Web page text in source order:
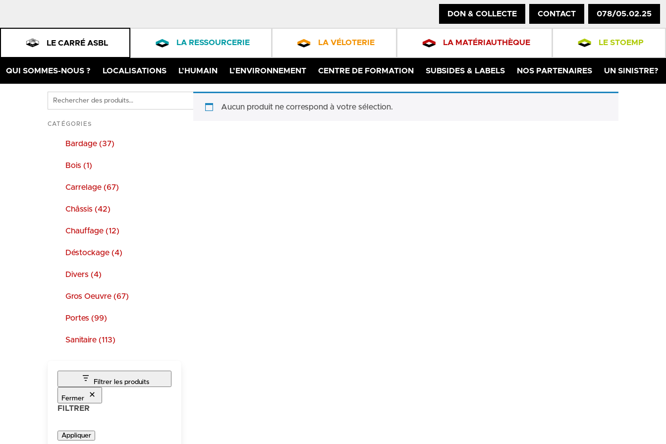
DON & COLLECTE CONTACT 078/05.02.25
LE CARRÉ ASBL LA RESSOURCERIE LA VÉLOTERIE LA MATÉRIAUTHÈQUE LE STOEMP
QUI SOMMES-NOUS ? LOCALISATIONS L’HUMAIN L’ENVIRONNEMENT CENTRE DE FORMATION SUBSIDES & LABELS NOS PARTENAIRES UN SINISTRE?
Rechercher
des
produits
CATÉGORIES
Bardage (37)
Bois (1)
Carrelage (67)
Châssis (42)
Chauffage (12)
Déstockage (4)
Divers (4)
Gros Oeuvre (67)
Portes (99)
Sanitaire (113)
Filtrer les produits
Fermer
FILTRER
Appliquer
Aucun produit ne correspond à votre sélection.